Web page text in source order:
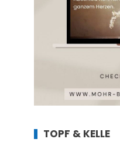
TOPF & KELLE